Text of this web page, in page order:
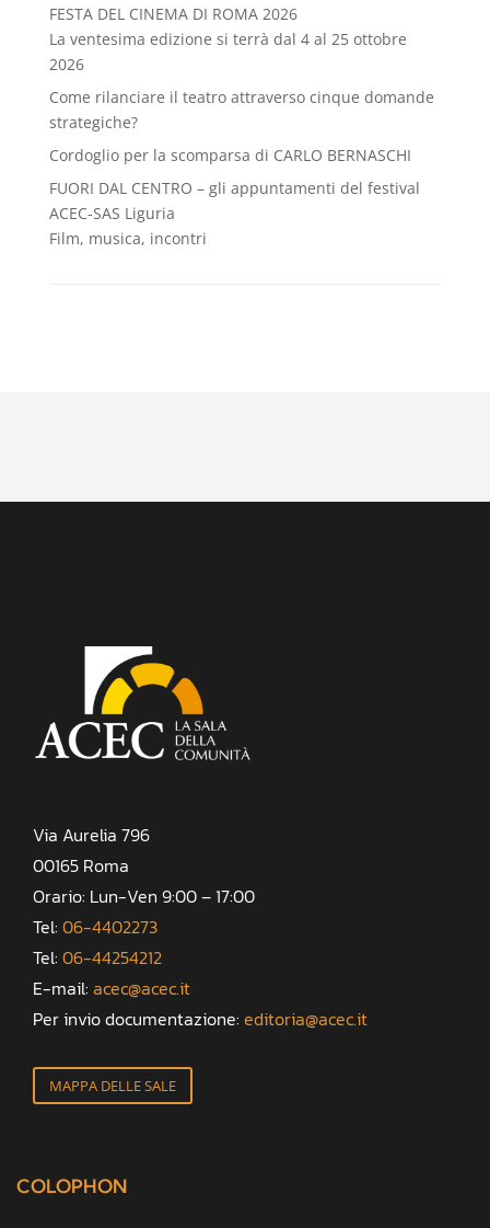
FESTA DEL CINEMA DI ROMA 2026
La ventesima edizione si terrà dal 4 al 25 ottobre
2026
Come rilanciare il teatro attraverso cinque domande
strategiche?
Cordoglio per la scomparsa di CARLO BERNASCHI
FUORI DAL CENTRO – gli appuntamenti del festival
ACEC-SAS Liguria
Film, musica, incontri
Via Aurelia 796
00165 Roma
Orario: Lun-Ven 9:00 – 17:00
Tel: 06-4402273
Tel: 06-44254212
E-mail: acec@acec.it
Per invio documentazione: editoria@acec.it
MAPPA DELLE SALE
COLOPHON